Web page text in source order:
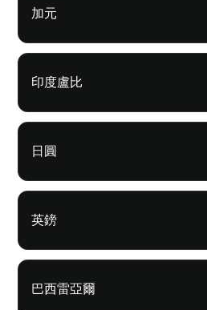
加元
印度盧比
日圓
英鎊
巴西雷亞爾